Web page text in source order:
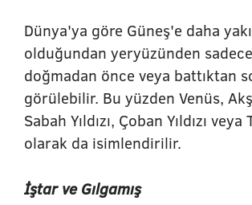
Dünya'ya göre Güneş'e daha
olduğundan yeryüzünden
doğmadan önce veya battıktan
görülebilir. Bu yüzden Venüs,
Sabah Yıldızı, Çoban Yıldızı veya
olarak da isimlendirilir.
İştar ve Gılgamış